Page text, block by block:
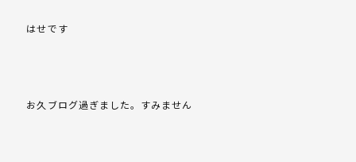
はせです
お久ブログ過ぎました。すみません